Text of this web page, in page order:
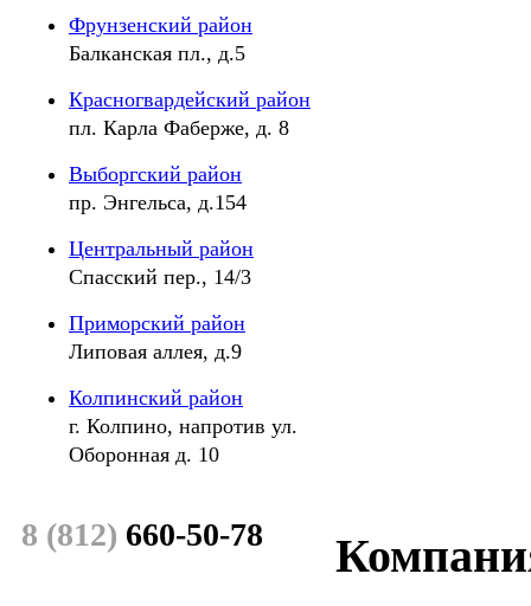
Фрунзенский район
Балканская пл., д.5
Красногвардейский район
пл. Карла Фаберже, д. 8
Выборгский район
пр. Энгельса, д.154
Центральный район
Спасский пер., 14/3
Приморский район
Липовая аллея, д.9
Колпинский район
г. Колпино, напротив ул.
Оборонная д. 10
8 (812) 660-50-78